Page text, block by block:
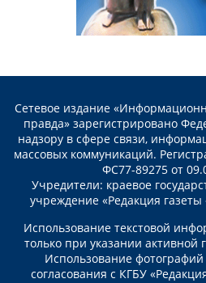
Сетевое издание
правда» зарегистрировано
надзору в сфере связи,
массовых коммуникаций.
ФС77-89275 от
Учредители: краевое
учреждение «Редакция газеты
Использование текстовой
только при указании активной
Использование
согласования с КГБУ